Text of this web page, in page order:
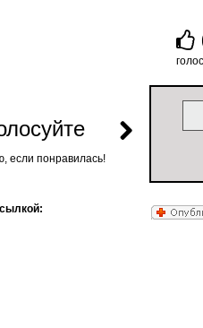
если понравилась!